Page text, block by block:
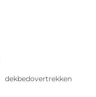
dekbedovertrekken